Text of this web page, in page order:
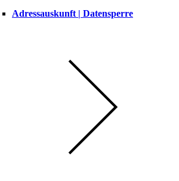
Adressauskunft | Datensperre